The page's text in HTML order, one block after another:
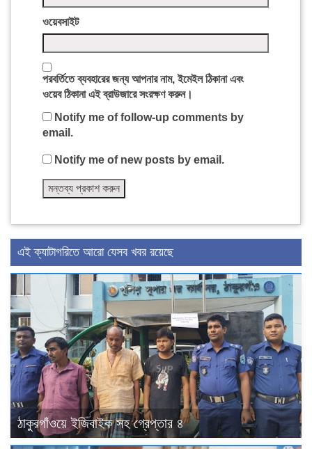
ওয়েবসাইট
পরবর্তিতে ব্যবহারের জন্য আপনার নাম, ইমেইল ঠিকানা এবং
ওয়েব ঠিকানা এই ব্রাউজারে সংরক্ষণ করুন।
Notify me of follow-up comments by
email.
Notify me of new posts by email.
এই ক্যাটাগরিতে আরো যেসব খবর রয়েছে
ঠাকুরগাঁওয়ে ইজিবাইক সহ গ্রেপ্তার ৪